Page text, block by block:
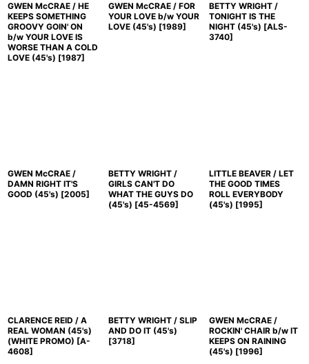
GWEN McCRAE / HE
KEEPS SOMETHING
GROOVY GOIN' ON
b/w YOUR LOVE IS
WORSE THAN A COLD
LOVE (45's) [1987]
GWEN McCRAE / FOR
YOUR LOVE b/w YOUR
LOVE (45's) [1989]
BETTY WRIGHT /
TONIGHT IS THE
NIGHT (45's) [ALS-
3740]
GWEN McCRAE /
DAMN RIGHT IT'S
GOOD (45's) [2005]
BETTY WRIGHT /
GIRLS CAN'T DO
WHAT THE GUYS DO
(45's) [45-4569]
LITTLE BEAVER / LET
THE GOOD TIMES
ROLL EVERYBODY
(45's) [1995]
CLARENCE REID / A
REAL WOMAN (45's)
(WHITE PROMO) [A-
4608]
BETTY WRIGHT / SLIP
AND DO IT (45's)
[3718]
GWEN McCRAE /
ROCKIN' CHAIR b/w IT
KEEPS ON RAINING
(45's) [1996]